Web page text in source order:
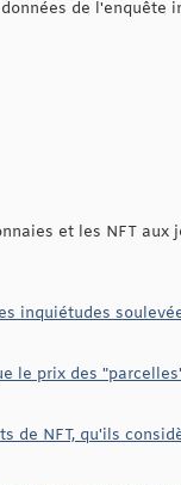
de l'enquête
et les NFT aux
inquiétudes
le prix des
de NFT, qu'ils